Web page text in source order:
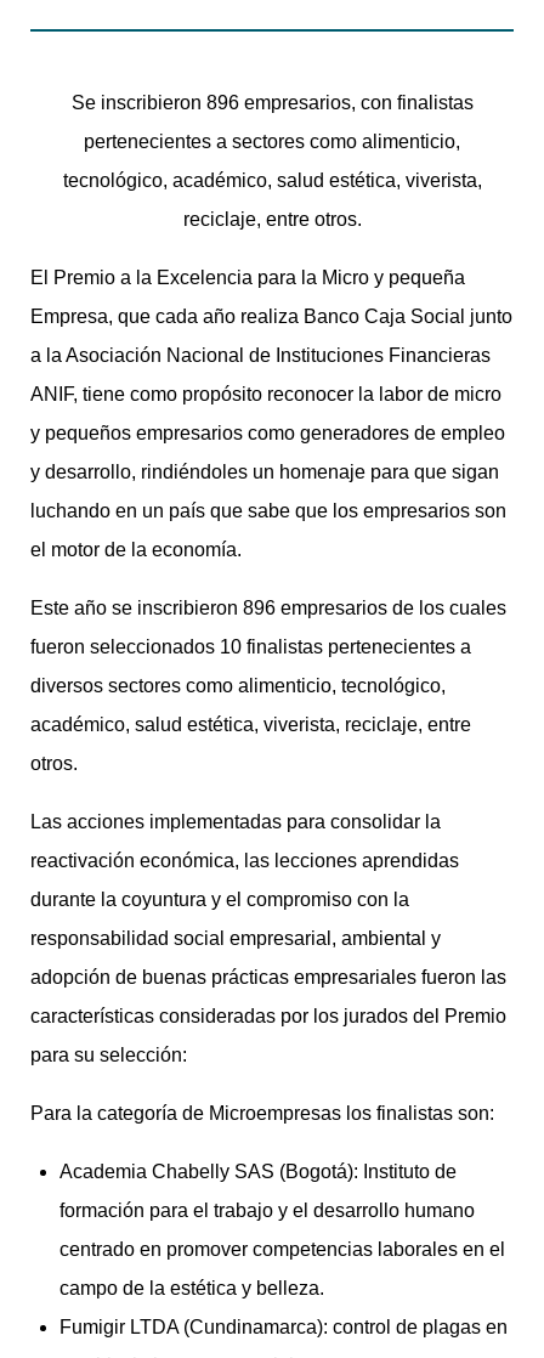
Se inscribieron 896 empresarios, con finalistas
pertenecientes a sectores como alimenticio,
tecnológico, académico, salud estética, viverista,
reciclaje, entre otros.
El Premio a la Excelencia para la Micro y pequeña
Empresa, que cada año realiza Banco Caja Social junto
a la Asociación Nacional de Instituciones Financieras
ANIF, tiene como propósito reconocer la labor de micro
y pequeños empresarios como generadores de empleo
y desarrollo, rindiéndoles un homenaje para que sigan
luchando en un país que sabe que los empresarios son
el motor de la economía.
Este año se inscribieron 896 empresarios de los cuales
fueron seleccionados 10 finalistas pertenecientes a
diversos sectores como alimenticio, tecnológico,
académico, salud estética, viverista, reciclaje, entre
otros.
Las acciones implementadas para consolidar la
reactivación económica, las lecciones aprendidas
durante la coyuntura y el compromiso con la
responsabilidad social empresarial, ambiental y
adopción de buenas prácticas empresariales fueron las
características consideradas por los jurados del Premio
para su selección:
Para la categoría de Microempresas los finalistas son:
Academia Chabelly SAS (Bogotá): Instituto de
formación para el trabajo y el desarrollo humano
centrado en promover competencias laborales en el
campo de la estética y belleza.
Fumigir LTDA (Cundinamarca): control de plagas en